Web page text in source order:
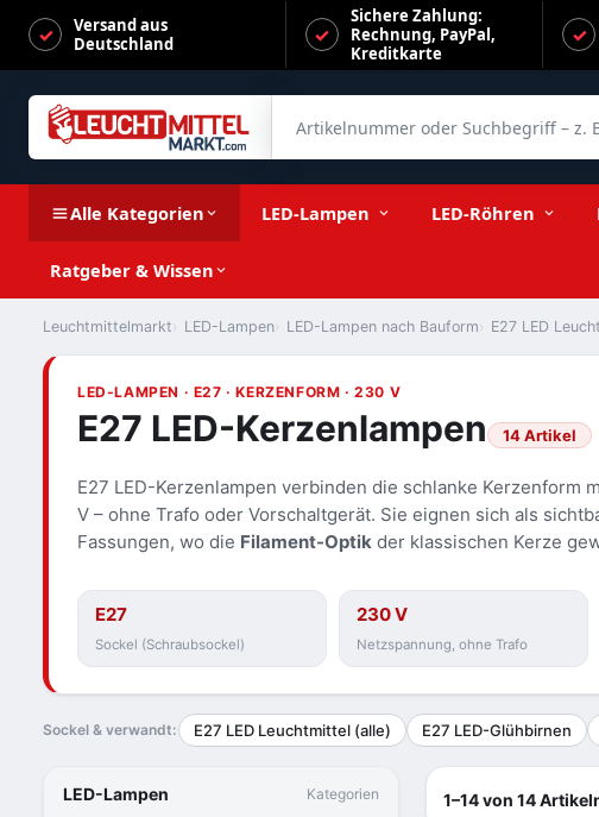
Versand aus
Deutschland
Sichere Zahlung:
Rechnung, PayPal,
Kreditkarte
Alle Kategorien LED-Lampen LED-Röhren
Ratgeber & Wissen
Leuchtmittelmarkt LED-Lampen LED-Lampen nach Bauform E27 LED
LED-LAMPEN · E27 · KERZENFORM · 230 V
E27 LED-Kerzenlampen 14 Artikel
E27 LED-Kerzenlampen verbinden die schlanke
V – ohne Trafo oder Vorschaltgerät. Sie eignen sich als
Fassungen, wo die Filament-Optik der klassischen Kerze
E27
Sockel (Schraubsockel)
230 V
Netzspannung, ohne Trafo
Sockel & verwandt: E27 LED Leuchtmittel (alle) E27 LED-Glühbirnen
LED-Lampen Kategorien 1–14 von 14